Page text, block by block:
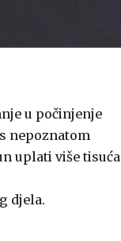
u počinjenje
nepoznatom
uplati više tisuća
djela.